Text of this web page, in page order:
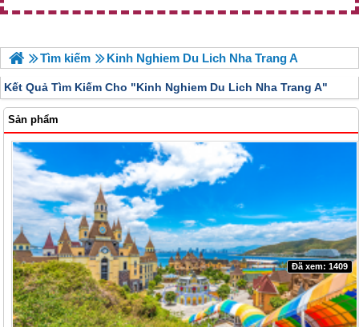
Tìm kiếm Kinh Nghiem Du Lich Nha Trang A
Kết Quả Tìm Kiếm Cho "Kinh Nghiem Du Lich Nha Trang A"
Sản phẩm
Đã xem: 1409